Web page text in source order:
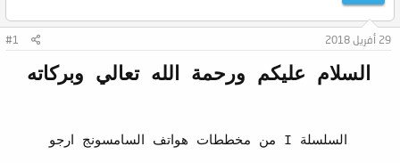
ل
م
و
ل
29 أفريل 2018 #1
السلام عليكم ورحمة الله تعالي وبركاته​
السلسلة I من مخططات هواتف السامسونج ارجو